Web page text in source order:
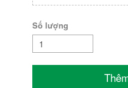
Số lượng